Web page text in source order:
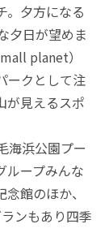
。夕方になる
夕日が望めま
planet）
ークとして注
が見えるスポ
海浜公園プー
ループみんな
館のほか、
ンもあり四季